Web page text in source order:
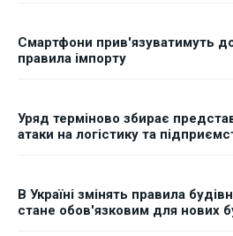
Смартфони прив'язуватимуть
правила імпорту
Уряд терміново збирає
атаки на логістику та
В Україні змінять правила
стане обов'язковим для нових